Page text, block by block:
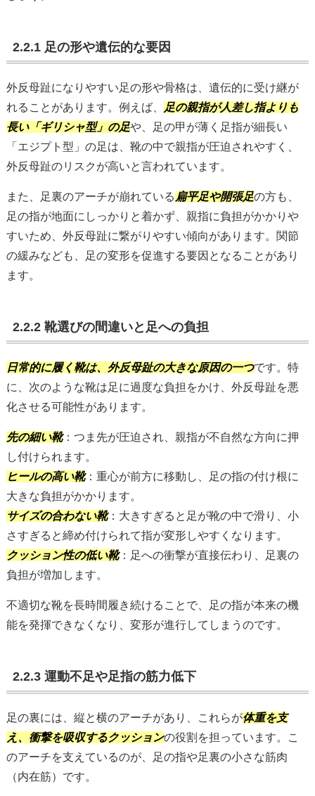
2.2.1 足の形や遺伝的な要因
外反母趾になりやすい足の形や骨格は、遺伝的に受け継が
れることがあります。例えば、
足の親指が人差し指よりも
長い「ギリシャ型」の足や、足の甲が薄く足指が細長い
「エジプト型」の足は、靴の中で親指が圧迫されやすく、
外反母趾のリスクが高いと言われています。
また、足裏のアーチが崩れている 扁平足や開張足の方も、
足の指が地面にしっかりと着かず、親指に負担がかかりや
すいため、外反母趾に繋がりやすい傾向があります。関節
の緩みなども、足の変形を促進する要因となることがあり
ます。
2.2.2 靴選びの間違いと足への負担
日常的に履く靴は、外反母趾の大きな原因の一つです。特
に、次のような靴は足に過度な負担をかけ、外反母趾を悪
化させる可能性があります。
先の細い靴：つま先が圧迫され、親指が不自然な方向に押
し付けられます。
ヒールの高い靴：重心が前方に移動し、足の指の付け根に
大きな負担がかかります。
サイズの合わない靴：大きすぎると足が靴の中で滑り、小
さすぎると締め付けられて指が変形しやすくなります。
クッション性の低い靴：足への衝撃が直接伝わり、足裏の
負担が増加します。
不適切な靴を長時間履き続けることで、足の指が本来の機
能を発揮できなくなり、変形が進行してしまうのです。
2.2.3 運動不足や足指の筋力低下
足の裏には、縦と横のアーチがあり、これらが体重を支
え、衝撃を吸収するクッションの役割を担っています。こ
のアーチを支えているのが、足の指や足裏の小さな筋肉
（内在筋）です。